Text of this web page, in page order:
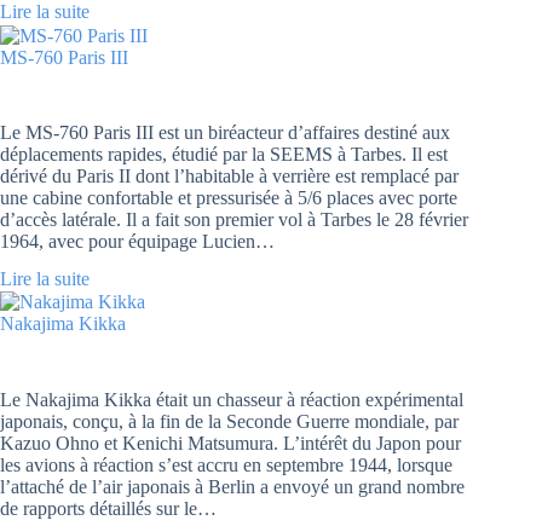
Lire la suite
MS-760 Paris III
Le MS-760 Paris III est un biréacteur d’affaires destiné aux
déplacements rapides, étudié par la SEEMS à Tarbes. Il est
dérivé du Paris II dont l’habitable à verrière est remplacé par
une cabine confortable et pressurisée à 5/6 places avec porte
d’accès latérale. Il a fait son premier vol à Tarbes le 28 février
1964, avec pour équipage Lucien…
Lire la suite
Nakajima Kikka
Le Nakajima Kikka était un chasseur à réaction expérimental
japonais, conçu, à la fin de la Seconde Guerre mondiale, par
Kazuo Ohno et Kenichi Matsumura. L’intérêt du Japon pour
les avions à réaction s’est accru en septembre 1944, lorsque
l’attaché de l’air japonais à Berlin a envoyé un grand nombre
de rapports détaillés sur le…